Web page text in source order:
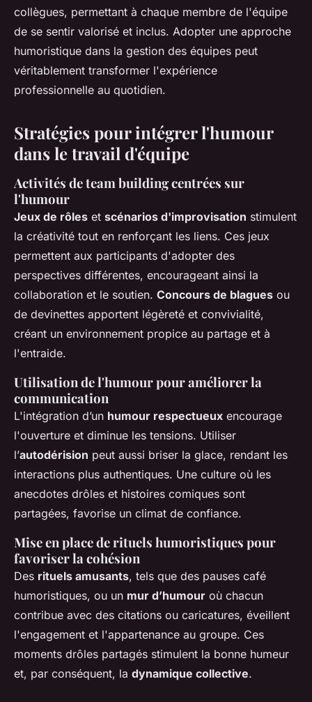
collègues, permettant à chaque membre de l'équipe
de se sentir valorisé et inclus. Adopter une approche
humoristique dans la gestion des équipes peut
véritablement transformer l'expérience
professionnelle au quotidien.
Stratégies pour intégrer l'humour
dans le travail d'équipe
Activités de team building centrées sur
l'humour
Jeux de rôles et scénarios d'improvisation stimulent
la créativité tout en renforçant les liens. Ces jeux
permettent aux participants d'adopter des
perspectives différentes, encourageant ainsi la
collaboration et le soutien. Concours de blagues ou
de devinettes apportent légèreté et convivialité,
créant un environnement propice au partage et à
l'entraide.
Utilisation de l'humour pour améliorer la
communication
L'intégration d’un humour respectueux encourage
l'ouverture et diminue les tensions. Utiliser
l’autodérision peut aussi briser la glace, rendant les
interactions plus authentiques. Une culture où les
anecdotes drôles et histoires comiques sont
partagées, favorise un climat de confiance.
Mise en place de rituels humoristiques pour
favoriser la cohésion
Des rituels amusants, tels que des pauses café
humoristiques, ou un mur d’humour où chacun
contribue avec des citations ou caricatures, éveillent
l'engagement et l'appartenance au groupe. Ces
moments drôles partagés stimulent la bonne humeur
et, par conséquent, la dynamique collective.